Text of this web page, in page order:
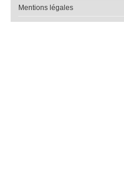
Mentions légales